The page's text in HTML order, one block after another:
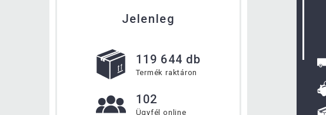
Jelenleg
119 644 db
Termék raktáron
102
Ügyfél online